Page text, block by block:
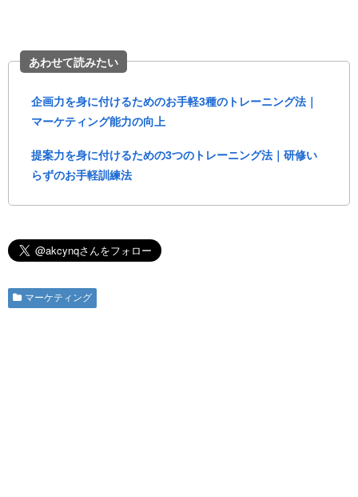
あわせて読みたい
企画力を身に付けるためのお手軽3種のトレーニング法｜
マーケティング能力の向上
提案力を身に付けるための3つのトレーニング法｜研修い
らずのお手軽訓練法
マーケティング